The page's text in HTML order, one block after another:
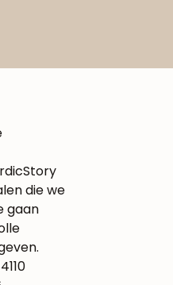
die we
gaan